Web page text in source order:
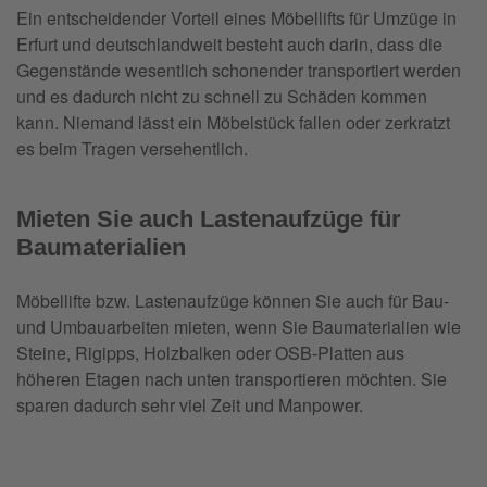
Ein entscheidender Vorteil eines Möbellifts für Umzüge in
Erfurt und deutschlandweit besteht auch darin, dass die
Gegenstände wesentlich schonender transportiert werden
und es dadurch nicht zu schnell zu Schäden kommen
kann. Niemand lässt ein Möbelstück fallen oder zerkratzt
es beim Tragen versehentlich.
Mieten Sie auch Lastenaufzüge für
Baumaterialien
Möbellifte bzw. Lastenaufzüge können Sie auch für Bau-
und Umbauarbeiten mieten, wenn Sie Baumaterialien wie
Steine, Rigipps, Holzbalken oder OSB-Platten aus
höheren Etagen nach unten transportieren möchten. Sie
sparen dadurch sehr viel Zeit und Manpower.